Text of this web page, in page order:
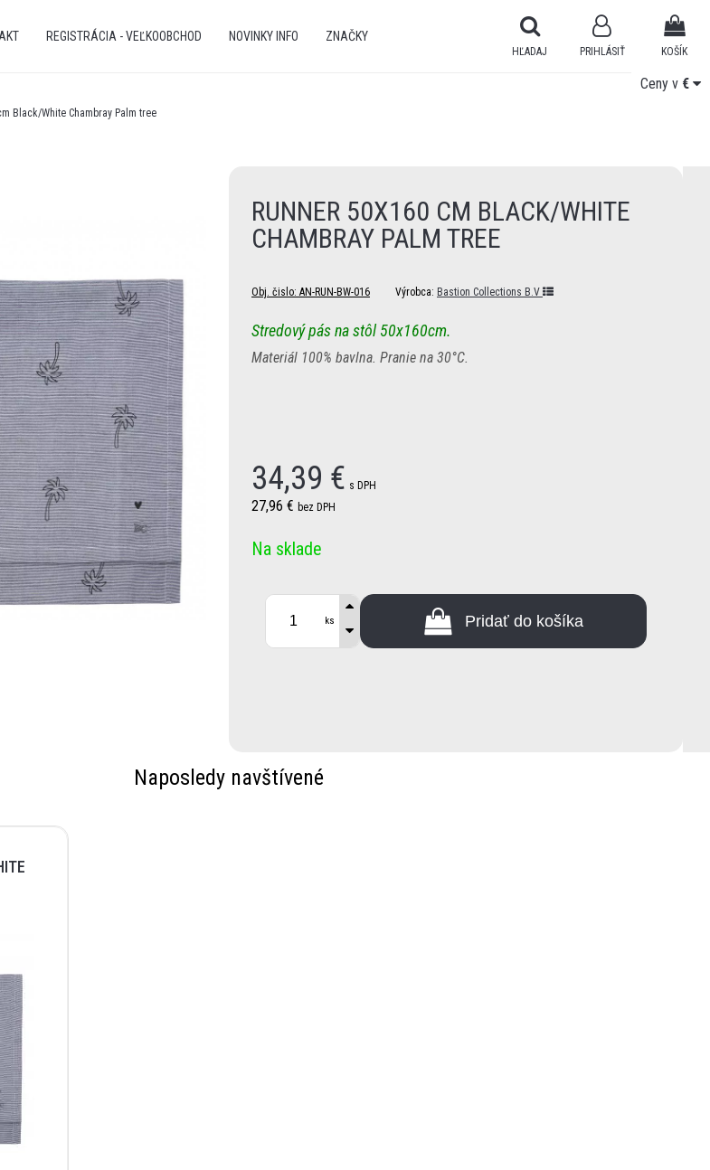
Ceny v €
Ceny v €
REGISTRÁCIA - VEĽKOOBCHOD NOVINKY INFO ZNAČKY
KOŠÍK
PRIHLÁSIŤ
HĽADAJ
Black/White Chambray Palm tree
RUNNER 50X160 CM BLACK/WHITE
CHAMBRAY PALM TREE
Obj. čislo: AN-RUN-BW-016 Výrobca: Bastion Collections B.V
Stredový pás na stôl 50x160cm.
Materiál 100% bavlna. Pranie na 30°C.
34,39 € s DPH
27,96 € bez DPH
Na sklade
ks Pridať do košíka
Naposledy navštívené